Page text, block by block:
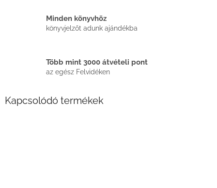
Minden könyvhöz
könyvjelzőt adunk ajándékba
Több mint 3000 átvételi pont
az egész Felvidéken
Kapcsolódó termékek